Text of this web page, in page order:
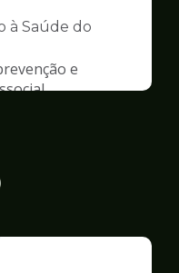
à Saúde do
e